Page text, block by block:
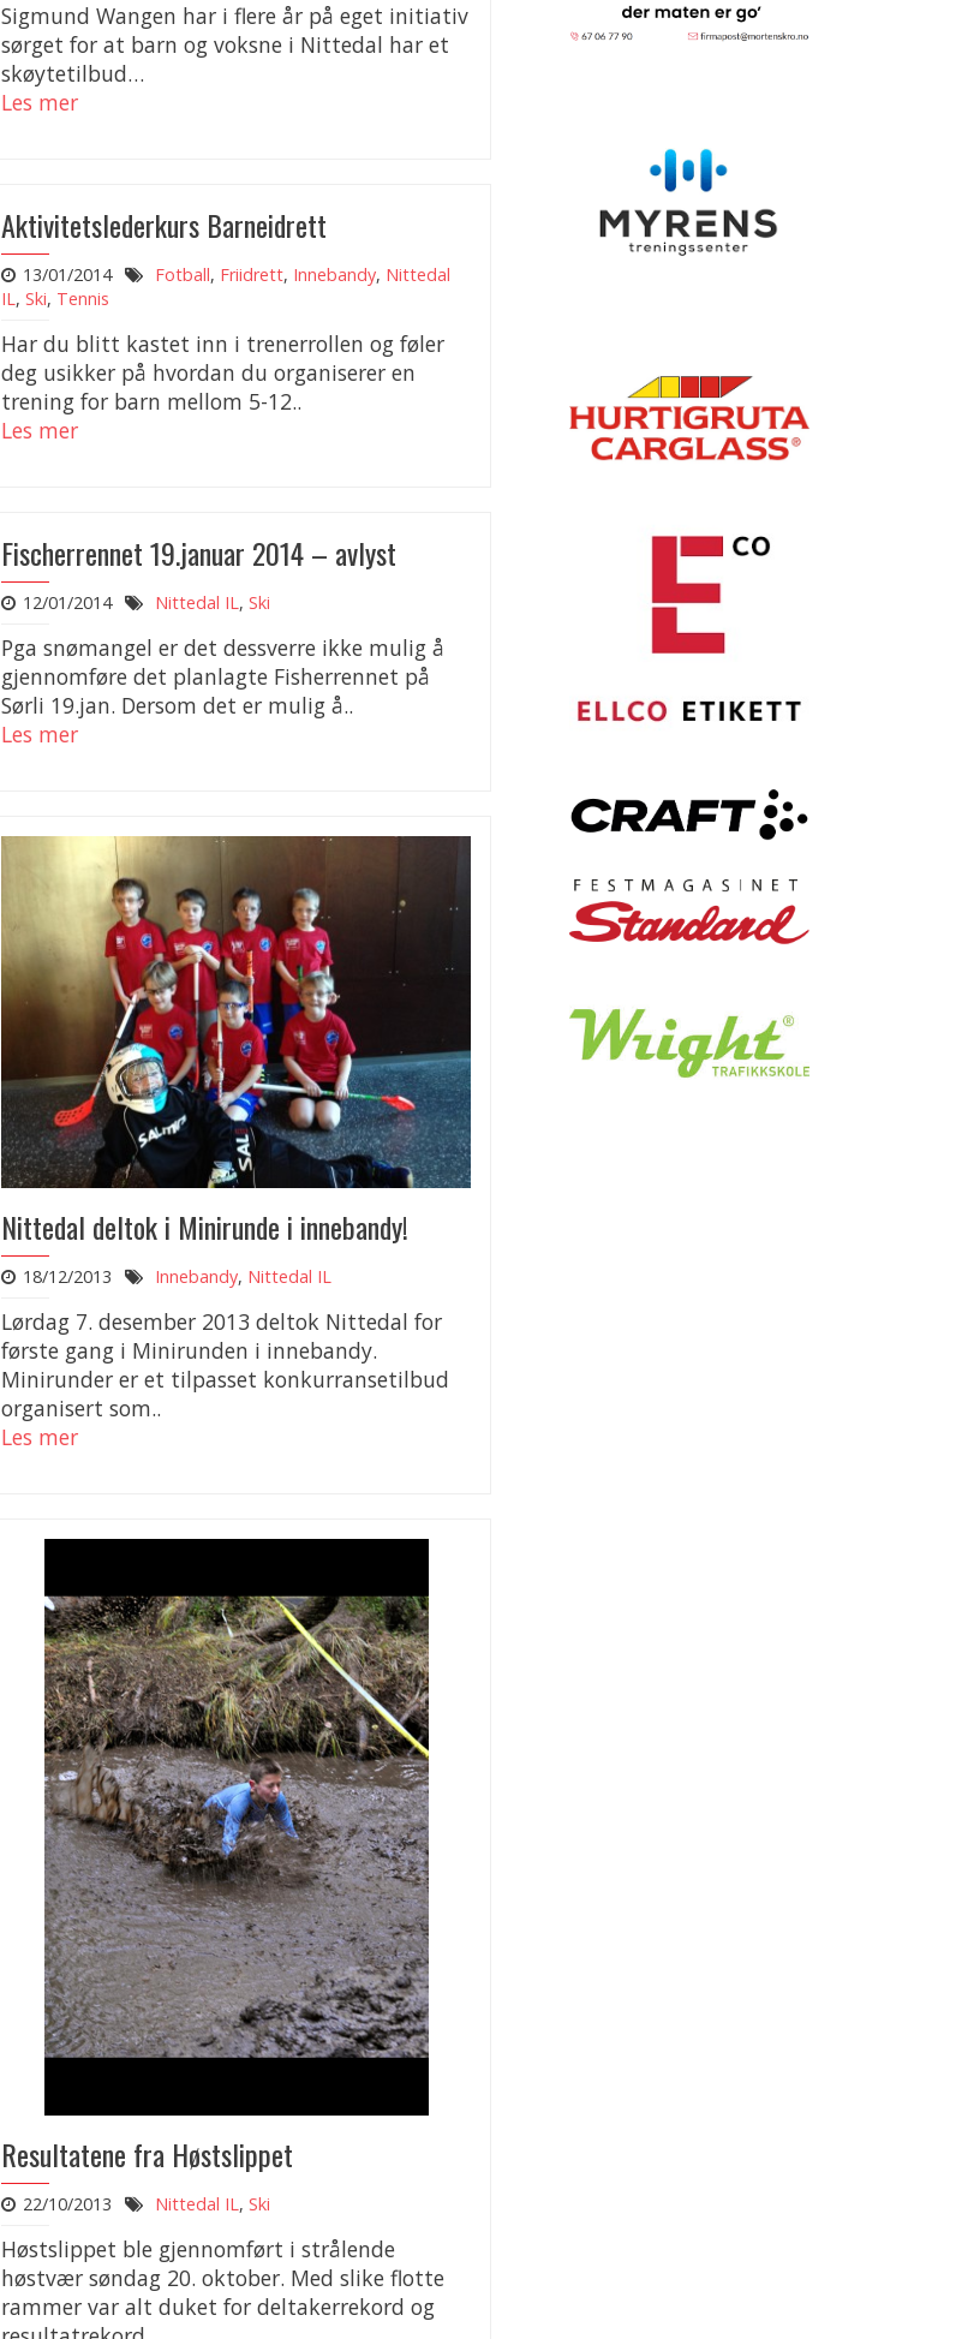
Sigmund Wangen har i flere år på eget initiativ
sørget for at barn og voksne i Nittedal har et
skøytetilbud…
Les mer
Aktivitetslederkurs Barneidrett
13/01/2014 Fotball, Friidrett, Innebandy, Nittedal
IL, Ski, Tennis
Har du blitt kastet inn i trenerrollen og føler
deg usikker på hvordan du organiserer en
trening for barn mellom 5-12..
Les mer
Fischerrennet 19.januar 2014 – avlyst
12/01/2014 Nittedal IL, Ski
Pga snømangel er det dessverre ikke mulig å
gjennomføre det planlagte Fisherrennet på
Sørli 19.jan. Dersom det er mulig å..
Les mer
Nittedal deltok i Minirunde i innebandy!
18/12/2013 Innebandy, Nittedal IL
Lørdag 7. desember 2013 deltok Nittedal for
første gang i Minirunden i innebandy.
Minirunder er et tilpasset konkurransetilbud
organisert som..
Les mer
Resultatene fra Høstslippet
22/10/2013 Nittedal IL, Ski
Høstslippet ble gjennomført i strålende
høstvær søndag 20. oktober. Med slike flotte
rammer var alt duket for deltakerrekord og